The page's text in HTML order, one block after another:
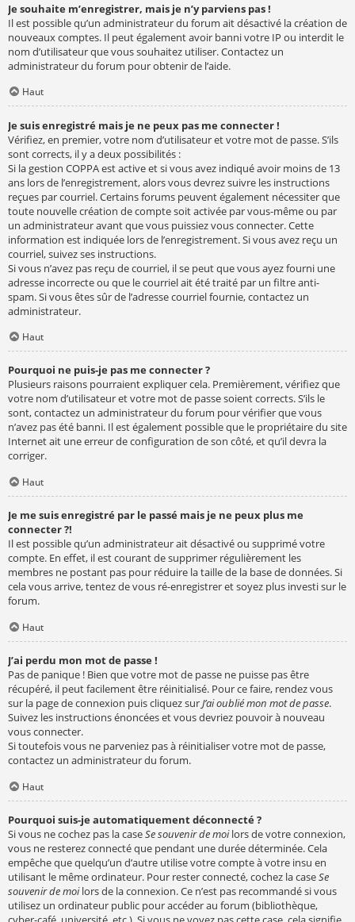
Je souhaite m’enregistrer, mais je n’y parviens pas !
Il est possible qu’un administrateur du forum ait désactivé la création de
nouveaux comptes. Il peut également avoir banni votre IP ou interdit le
nom d’utilisateur que vous souhaitez utiliser. Contactez un
administrateur du forum pour obtenir de l’aide.
Haut
Je suis enregistré mais je ne peux pas me connecter !
Vérifiez, en premier, votre nom d’utilisateur et votre mot de passe. S’ils
sont corrects, il y a deux possibilités :
Si la gestion COPPA est active et si vous avez indiqué avoir moins de 13
ans lors de l’enregistrement, alors vous devrez suivre les instructions
reçues par courriel. Certains forums peuvent également nécessiter que
toute nouvelle création de compte soit activée par vous-même ou par
un administrateur avant que vous puissiez vous connecter. Cette
information est indiquée lors de l’enregistrement. Si vous avez reçu un
courriel, suivez ses instructions.
Si vous n’avez pas reçu de courriel, il se peut que vous ayez fourni une
adresse incorrecte ou que le courriel ait été traité par un filtre anti-
spam. Si vous êtes sûr de l’adresse courriel fournie, contactez un
administrateur.
Haut
Pourquoi ne puis-je pas me connecter ?
Plusieurs raisons pourraient expliquer cela. Premièrement, vérifiez que
votre nom d’utilisateur et votre mot de passe soient corrects. S’ils le
sont, contactez un administrateur du forum pour vérifier que vous
n’avez pas été banni. Il est également possible que le propriétaire du site
Internet ait une erreur de configuration de son côté, et qu’il devra la
corriger.
Haut
Je me suis enregistré par le passé mais je ne peux plus me
connecter ?!
Il est possible qu’un administrateur ait désactivé ou supprimé votre
compte. En effet, il est courant de supprimer régulièrement les
membres ne postant pas pour réduire la taille de la base de données. Si
cela vous arrive, tentez de vous ré-enregistrer et soyez plus investi sur le
forum.
Haut
J’ai perdu mon mot de passe !
Pas de panique ! Bien que votre mot de passe ne puisse pas être
récupéré, il peut facilement être réinitialisé. Pour ce faire, rendez vous
sur la page de connexion puis cliquez surJ’ai oublié mon mot de passe.
Suivez les instructions énoncées et vous devriez pouvoir à nouveau
vous connecter.
Si toutefois vous ne parveniez pas à réinitialiser votre mot de passe,
contactez un administrateur du forum.
Haut
Pourquoi suis-je automatiquement déconnecté ?
Si vous ne cochez pas la caseSe souvenir de moilors de votre connexion,
vous ne resterez connecté que pendant une durée déterminée. Cela
empêche que quelqu’un d’autre utilise votre compte à votre insu en
utilisant le même ordinateur. Pour rester connecté, cochez la caseSe
souvenir de moilors de la connexion. Ce n’est pas recommandé si vous
utilisez un ordinateur public pour accéder au forum (bibliothèque,